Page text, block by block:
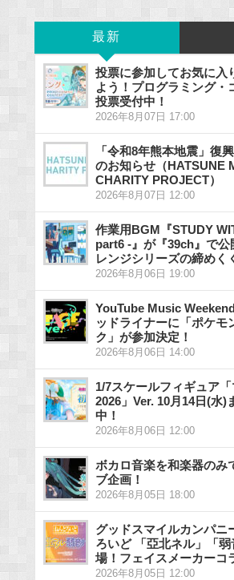
最新
投票に参加してお気に入
よう！プログラミング・
投票受付中！
2026年8月07日 17:00
「令和8年熊本地震」復
のお知らせ（HATSUNE
CHARITY PROJECT）
2026年8月07日 12:00
作業用BGM『STUDY
part6 -』が『39ch』で公
レンジシリーズの締めく
2026年8月06日 19:00
YouTube Music
ッドライナーに「ポケモ
ク」が参加決定！
2026年8月06日 14:00
1/7スケールフィギュア
2026」Ver. 10月14日(水)
中！
2026年8月06日 12:00
ボカロ音楽を和楽器のみ
ブ企画！
2026年8月05日 18:00
グッドスマイルカンパニ
ろいど 「亞北ネル」「
場！フェイスメーカーコ
2026年8月05日 12:00